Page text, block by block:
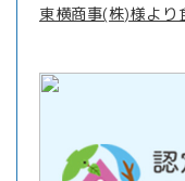
東横商事(株)様より